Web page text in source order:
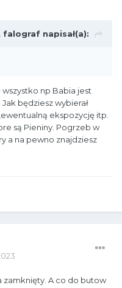
falograf napisał(a):
np Babia jest
będziesz wybierał
ekspozycję itp.
są Pieniny. Pogrzeb w
a na pewno znajdziesz
zamknięty. A co do butow